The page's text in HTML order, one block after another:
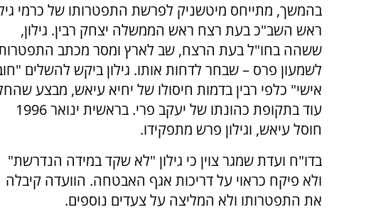
בהמשך, מתייחס מיטשניק לפרשת התפטרותו של כרמי
ראש השב"כ בעת רצח ראש הממשלה יצחק רבין. גילון,
ששהה בחו"ל בעת הרצח, שב לארץ ומסר מכתב
לשמעון פרס – שבחר לדחות אותו. גילון ביקש להשלים
אישי" כלפי רבין בדמות חיסולו של יחיא עיאש, מבצע
עוד בתקופת כהונתו של יעקב פרי. בראשית ינואר 1996
חוסל עיאש, וגילון פרש מתפקידו.
בדו"ח ועדת שמגר צוין כי גילון "לא שקד במידה הנדרשת"
ולא פיקח כראוי על דריכות אגף האבטחה. הוועדה קיבלה
את התפטרותו ולא המליצה על צעדים נוספים.